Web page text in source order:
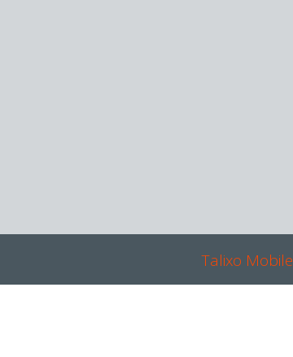
Talixo Mobile